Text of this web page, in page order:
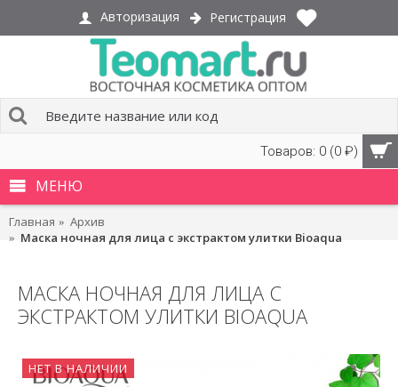
Авторизация Регистрация
Товаров: 0 (0 ₽)
МЕНЮ
Главная
Архив
Маска ночная для лица с экстрактом улитки Bioaqua
МАСКА НОЧНАЯ ДЛЯ ЛИЦА С
ЭКСТРАКТОМ УЛИТКИ BIOAQUA
НЕТ В НАЛИЧИИ